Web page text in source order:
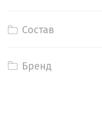
Состав
Бренд